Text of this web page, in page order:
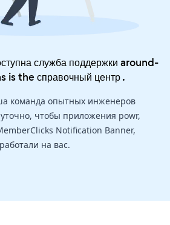
служба поддержки around-
is theсправочный центр.
команда опытных инженеров
чтобы приложения powr,
Notification Banner,
работали на вас.